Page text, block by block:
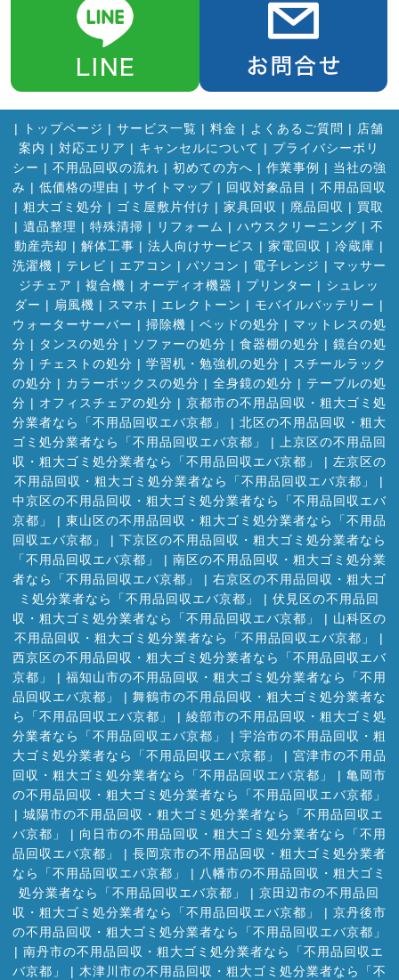
| トップページ | サービス一覧 | 料金 | よくあるご質問 | 店舗
案内 | 対応エリア | キャンセルについて | プライバシーポリ
シー | 不用品回収の流れ | 初めての方へ | 作業事例 | 当社の強
み | 低価格の理由 | サイトマップ| 回収対象品目 | 不用品回収
| 粗大ゴミ処分 | ゴミ屋敷片付け | 家具回収 | 廃品回収 | 買取
| 遺品整理 | 特殊清掃 | リフォーム | ハウスクリーニング | 不
動産売却 | 解体工事 | 法人向けサービス | 家電回収 | 冷蔵庫 |
洗濯機 | テレビ | エアコン | パソコン | 電子レンジ | マッサー
ジチェア | 複合機 | オーディオ機器 | プリンター | シュレッ
ダー | 扇風機 | スマホ | エレクトーン | モバイルバッテリー |
ウォーターサーバー | 掃除機 | ベッドの処分 | マットレスの処
分 | タンスの処分 | ソファーの処分 | 食器棚の処分 | 鏡台の処
分 | チェストの処分 | 学習机・勉強机の処分 | スチールラック
の処分 | カラーボックスの処分 | 全身鏡の処分 | テーブルの処
分 | オフィスチェアの処分 | 京都市の不用品回収・粗大ゴミ処
分業者なら「不用品回収エバ京都」
| 北区の不用品回収・粗大
ゴミ処分業者なら「不用品回収エバ京都」
| 上京区の不用品回
収・粗大ゴミ処分業者なら「不用品回収エバ京都」
| 左京区の
不用品回収・粗大ゴミ処分業者なら「不用品回収エバ京都」
|
中京区の不用品回収・粗大ゴミ処分業者なら「不用品回収エバ
京都」
| 東山区の不用品回収・粗大ゴミ処分業者なら「不用品
回収エバ京都」
| 下京区の不用品回収・粗大ゴミ処分業者なら
「不用品回収エバ京都」
| 南区の不用品回収・粗大ゴミ処分業
者なら「不用品回収エバ京都」
| 右京区の不用品回収・粗大ゴ
ミ処分業者なら「不用品回収エバ京都」
| 伏見区の不用品回
収・粗大ゴミ処分業者なら「不用品回収エバ京都」
| 山科区の
不用品回収・粗大ゴミ処分業者なら「不用品回収エバ京都」
|
西京区の不用品回収・粗大ゴミ処分業者なら「不用品回収エバ
京都」
| 福知山市の不用品回収・粗大ゴミ処分業者なら「不用
品回収エバ京都」
| 舞鶴市の不用品回収・粗大ゴミ処分業者な
ら「不用品回収エバ京都」
| 綾部市の不用品回収・粗大ゴミ処
分業者なら「不用品回収エバ京都」
| 宇治市の不用品回収・粗
大ゴミ処分業者なら「不用品回収エバ京都」
| 宮津市の不用品
回収・粗大ゴミ処分業者なら「不用品回収エバ京都」
| 亀岡市
の不用品回収・粗大ゴミ処分業者なら「不用品回収エバ京都」
| 城陽市の不用品回収・粗大ゴミ処分業者なら「不用品回収エ
バ京都」
| 向日市の不用品回収・粗大ゴミ処分業者なら「不用
品回収エバ京都」
| 長岡京市の不用品回収・粗大ゴミ処分業者
なら「不用品回収エバ京都」
| 八幡市の不用品回収・粗大ゴミ
処分業者なら「不用品回収エバ京都」
| 京田辺市の不用品回
収・粗大ゴミ処分業者なら「不用品回収エバ京都」
| 京丹後市
の不用品回収・粗大ゴミ処分業者なら「不用品回収エバ京都」
| 南丹市の不用品回収・粗大ゴミ処分業者なら「不用品回収エ
バ京都」
| 木津川市の不用品回収・粗大ゴミ処分業者なら「不